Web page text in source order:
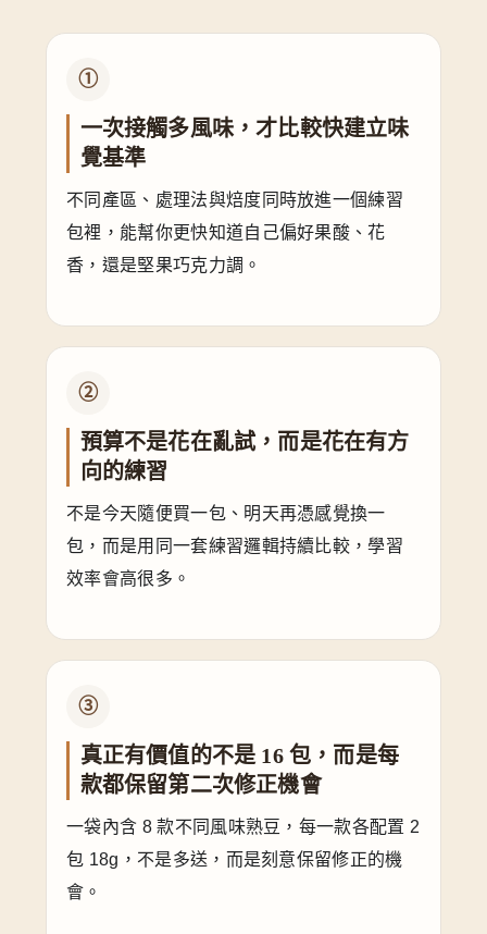
①
一次接觸多風味，才比較快建立味
覺基準
不同產區、處理法與焙度同時放進一個練習
包裡，能幫你更快知道自己偏好果酸、花
香，還是堅果巧克力調。
②
預算不是花在亂試，而是花在有方
向的練習
不是今天隨便買一包、明天再憑感覺換一
包，而是用同一套練習邏輯持續比較，學習
效率會高很多。
③
真正有價值的不是 16 包，而是每
款都保留第二次修正機會
一袋內含 8 款不同風味熟豆，每一款各配置 2
包 18g，不是多送，而是刻意保留修正的機
會。